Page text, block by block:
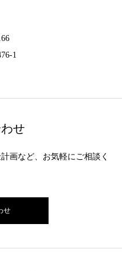
1
せ
画など、お気軽にご相談く
せ